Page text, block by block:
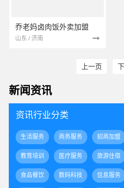
乔老妈卤肉饭外卖加盟
山东 / 济南
上一页
新闻资讯
资讯行业分类
生活服务 商务服务 招商加盟
教育培训 医疗服务 旅游住宿
食品餐饮 数码科技 信息服务